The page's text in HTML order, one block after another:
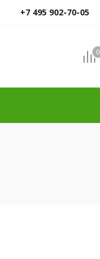
+7 495 902-70-05
0